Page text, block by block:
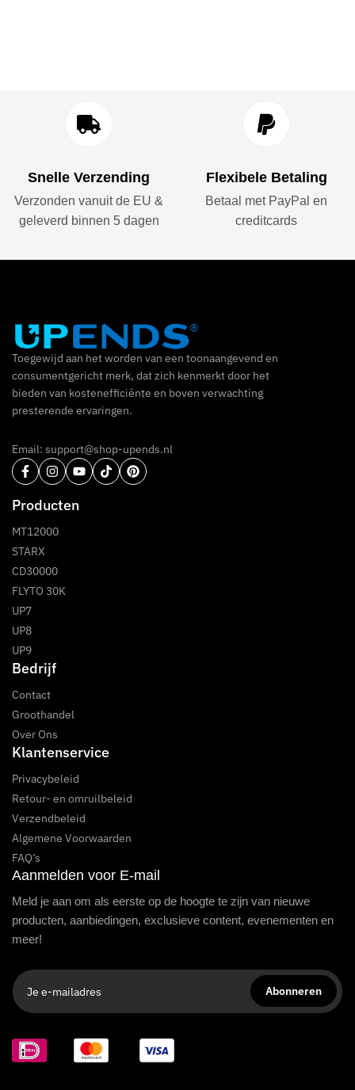
Snelle Verzending
Verzonden vanuit de EU &
geleverd binnen 5 dagen
Flexibele Betaling
Betaal met PayPal en
creditcards
Toegewijd aan het worden van een toonaangevend en
consumentgericht merk, dat zich kenmerkt door het
bieden van kostenefficiënte en boven verwachting
presterende ervaringen.
Email: support@shop-upends.nl
Producten
MT12000
STARX
CD30000
FLYTO 30K
UP7
UP8
UP9
Bedrijf
Contact
Groothandel
Over Ons
Klantenservice
Privacybeleid
Retour- en omruilbeleid
Verzendbeleid
Algemene Voorwaarden
FAQ’s
Aanmelden voor E-mail
Meld je aan om als eerste op de hoogte te zijn van nieuwe
producten, aanbiedingen, exclusieve content, evenementen en
meer!